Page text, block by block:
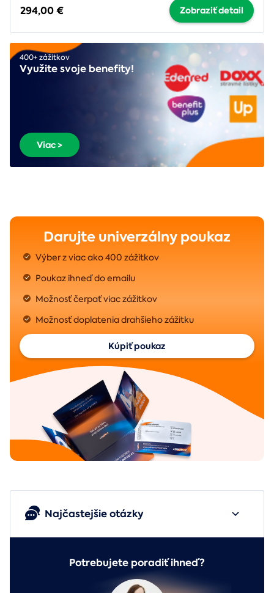
294,00 € Zobraziť detail
400+ zážitkov
Využite svoje benefity!
Viac >
Darujte univerzálny poukaz
Výber z viac ako 400 zážitkov
Poukaz ihneď do emailu
Možnosť čerpať viac zážitkov
Možnosť doplatenia drahšieho zážitku
Kúpiť poukaz
Najčastejšie otázky
Potrebujete poradiť ihneď?